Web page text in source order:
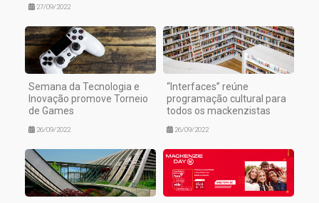
27/09/2022
Semana da Tecnologia e
Inovação promove Torneio
de Games
26/09/2022
“Interfaces” reúne
programação cultural para
todos os mackenzistas
26/09/2022